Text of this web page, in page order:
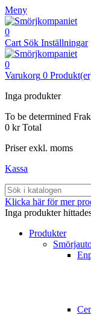
Meny
0
Cart Sök Inställningar
0
Varukorg 0
Inga produkter
To be determined
0 kr Total
Priser exkl. moms
Kassa
Klicka här för mer
Inga produkter
Produkter